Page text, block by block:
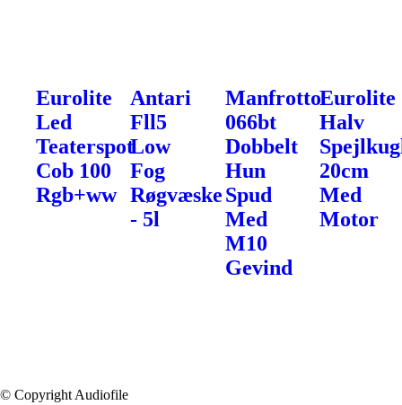
Eurolite
Led
Teaterspot
Cob 100
Rgb+ww
Antari
Fll5
Low
Fog
Røgvæske
- 5l
Manfrotto
066bt
Dobbelt
Hun
Spud
Med
M10
Gevind
Eurolite
Halv
20cm
Med
Motor
© Copyright Audiofile